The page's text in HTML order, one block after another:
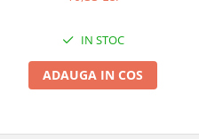
IN STOC
ADAUGA IN COS